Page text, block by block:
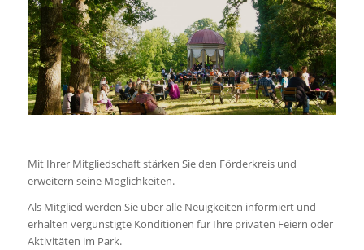
Mit Ihrer Mitgliedschaft stärken Sie den Förderkreis und
erweitern seine Möglichkeiten.
Als Mitglied werden Sie über alle Neuigkeiten informiert und
erhalten vergünstigte Konditionen für Ihre privaten Feiern oder
Aktivitäten im Park.